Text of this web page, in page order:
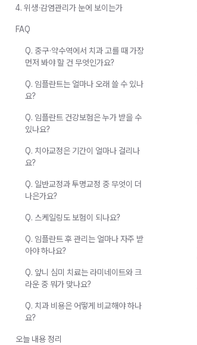
4. 위생·감염관리가 눈에 보이는가
FAQ
Q. 중구·약수역에서 치과 고를 때 가장
먼저 봐야 할 건 무엇인가요?
Q. 임플란트는 얼마나 오래 쓸 수 있나
요?
Q. 임플란트 건강보험은 누가 받을 수
있나요?
Q. 치아교정은 기간이 얼마나 걸리나
요?
Q. 일반교정과 투명교정 중 무엇이 더
나은가요?
Q. 스케일링도 보험이 되나요?
Q. 임플란트 후 관리는 얼마나 자주 받
아야 하나요?
Q. 앞니 심미 치료는 라미네이트와 크
라운 중 뭐가 맞나요?
Q. 치과 비용은 어떻게 비교해야 하나
요?
오늘 내용 정리